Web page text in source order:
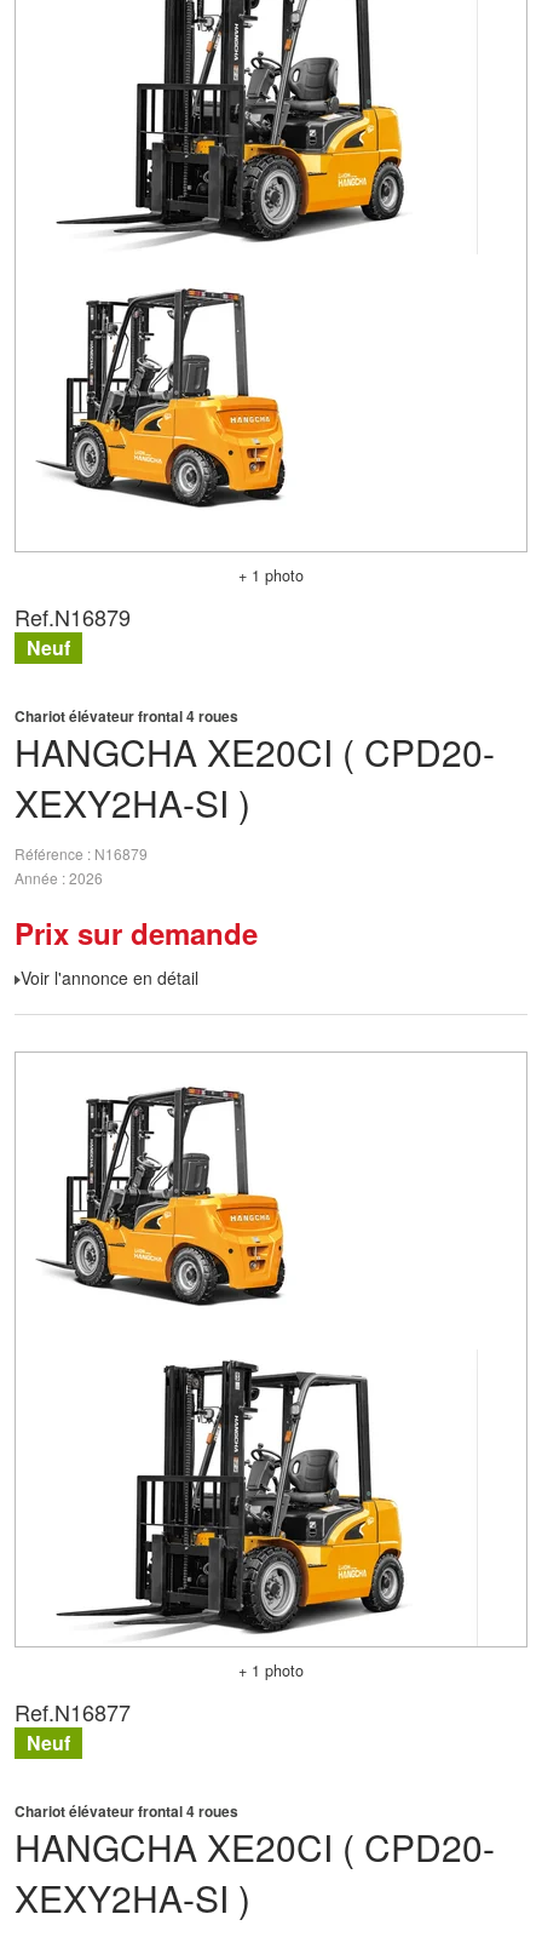
+ 1 photo
HANGCHA XE20CI ( CPD20-
XEXY2HA-SI )
Chariot élévateur frontal 4 roues
Référence
N16879
Année 2026
Prix sur demande
Voir l'annonce en détail
Ref.N16879
Neuf
+ 1 photo
HANGCHA XE20CI ( CPD20-
XEXY2HA-SI )
Chariot élévateur frontal 4 roues
Ref.N16877
Neuf